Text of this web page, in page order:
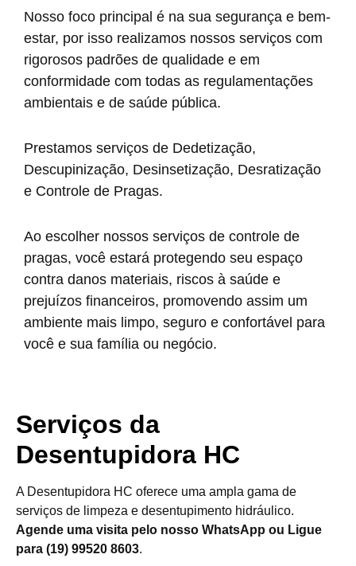
Nosso foco principal é na sua segurança e bem-
estar, por isso realizamos nossos serviços com
rigorosos padrões de qualidade e em
conformidade com todas as regulamentações
ambientais e de saúde pública.
Prestamos serviços de Dedetização,
Descupinização, Desinsetização, Desratização
e Controle de Pragas.
Ao escolher nossos serviços de controle de
pragas, você estará protegendo seu espaço
contra danos materiais, riscos à saúde e
prejuízos financeiros, promovendo assim um
ambiente mais limpo, seguro e confortável para
você e sua família ou negócio.
Serviços da
Desentupidora HC
A Desentupidora HC oferece uma ampla gama de
serviços de limpeza e desentupimento hidráulico.
Agende uma visita pelo nosso WhatsApp ou Ligue
para (19) 99520 8603.